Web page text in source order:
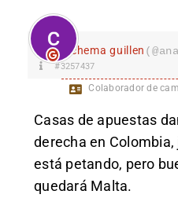
chema guillen
#3257437
Colaborador de
Casas de apuestas
derecha en
está petando, pero
quedará Malta.